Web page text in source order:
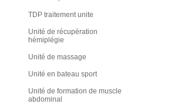
TDP traitement unite
Unité de récupération
hémiplégie
Unité de massage
Unité en bateau sport
Unité de formation de muscle
abdominal